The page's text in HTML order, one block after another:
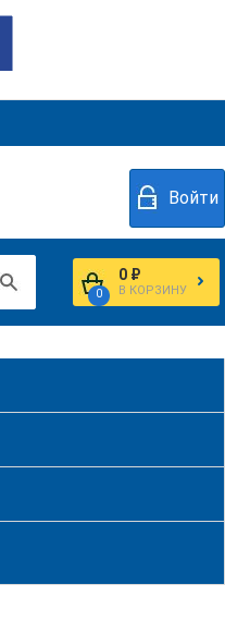
Войти
0
0 ₽
В КОРЗИНУ